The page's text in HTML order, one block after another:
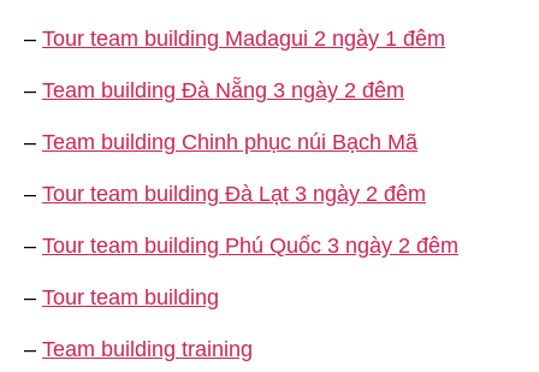
– Tour team building Madagui 2 ngày 1 đêm
– Team building Đà Nẵng 3 ngày 2 đêm
– Team building Chinh phục núi Bạch Mã
– Tour team building Đà Lạt 3 ngày 2 đêm
– Tour team building Phú Quốc 3 ngày 2 đêm
– Tour team building
– Team building training